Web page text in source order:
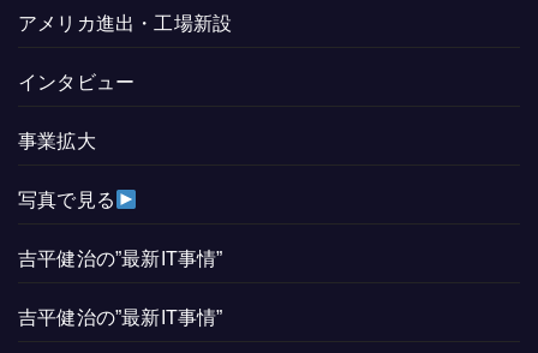
アメリカ進出・工場新設
インタビュー
事業拡大
写真で見る
吉平健治の”最新IT事情”
吉平健治の”最新IT事情”